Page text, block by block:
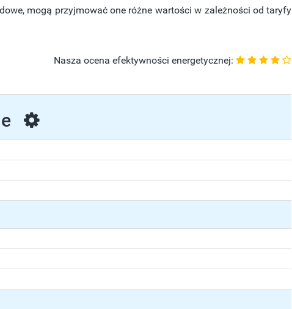
mogą przyjmować one różne wartości w zależności od taryfy
Nasza ocena efektywności energetycznej: